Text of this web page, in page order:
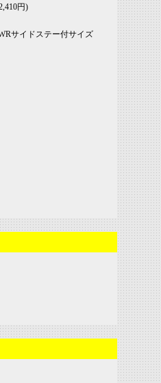
円)
サイドステー付サイズ